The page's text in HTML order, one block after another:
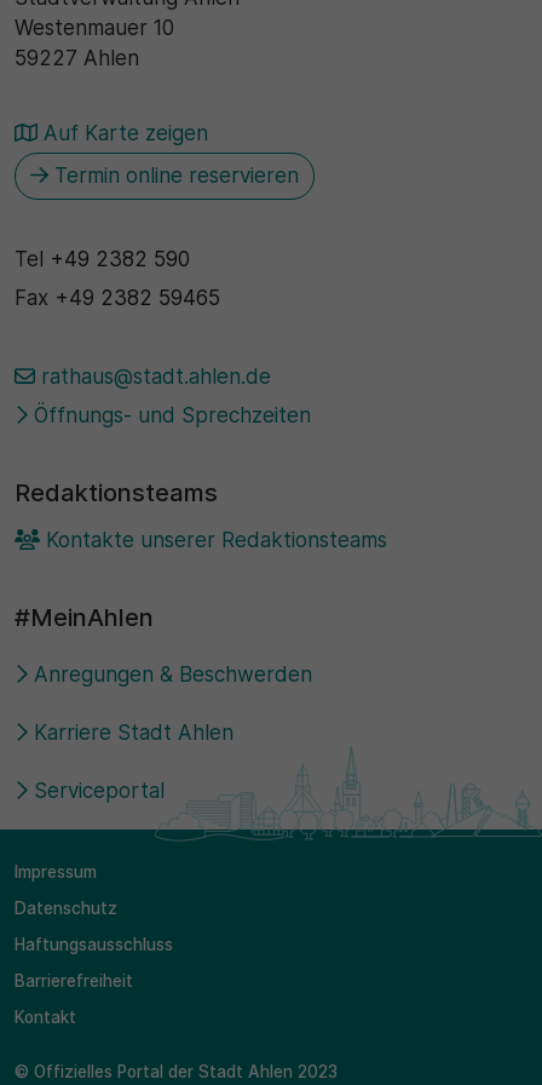
Westenmauer 10
59227 Ahlen
Auf Karte zeigen
Termin online reservieren
Tel +49 2382 590
Fax +49 2382 59465
rathaus@stadt.ahlen.de
Öffnungs- und Sprechzeiten
Redaktionsteams
Kontakte unserer Redaktionsteams
#MeinAhlen
Anregungen & Beschwerden
Karriere Stadt Ahlen
Serviceportal
Impressum
Datenschutz
Haftungsausschluss
Barrierefreiheit
Kontakt
© Offizielles Portal der Stadt Ahlen 2023
30 Minuten
Wird für statistische Zwecke verwendet, um
vorübergehende Daten des Besuchs zu speichern.